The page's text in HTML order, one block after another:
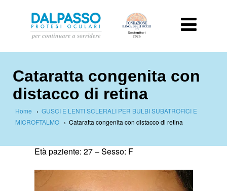
Cataratta congenita con
distacco di retina
Home › GUSCI E LENTI SCLERALI PER BULBI SUBATROFICI E
MICROFTALMO › Cataratta congenita con distacco di retina
Età paziente: 27 –Sesso: F